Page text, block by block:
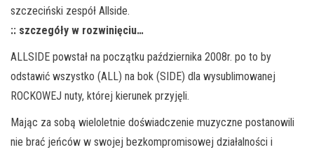
szczeciński zespół Allside.
:: szczegóły w rozwinięciu…
ALLSIDE powstał na początku października 2008r. po to by
odstawić wszystko (ALL) na bok (SIDE) dla wysublimowanej
ROCKOWEJ nuty, której kierunek przyjęli.
Mając za sobą wieloletnie doświadczenie muzyczne postanowili
nie brać jeńców w swojej bezkompromisowej działalności i